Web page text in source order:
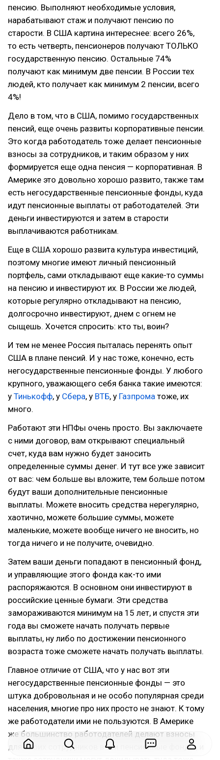
пенсию. Выполняют необходимые условия,
нарабатывают стаж и получают пенсию по
старости. В США картина интереснее: всего 26%,
то есть четверть, пенсионеров получают ТОЛЬКО
государственную пенсию. Остальные 74%
получают как минимум две пенсии. В России тех
людей, кто получает как минимум 2 пенсии, всего
4%!
Дело в том, что в США, помимо государственных
пенсий, еще очень развиты корпоративные пенсии.
Это когда работодатель тоже делает пенсионные
взносы за сотрудников, и таким образом у них
формируется еще одна пенсия — корпоративная. В
Америке это довольно хорошо развито, также там
есть негосударственные пенсионные фонды, куда
идут пенсионные выплаты от работодателей. Эти
деньги инвестируются и затем в старости
выплачиваются работникам.
Еще в США хорошо развита культура инвестиций,
поэтому многие имеют личный пенсионный
портфель, сами откладывают еще какие-то суммы
на пенсию и инвестируют их. В России же людей,
которые регулярно откладывают на пенсию,
долгосрочно инвестируют, днем с огнем не
сыщешь. Хочется спросить: кто ты, воин?
И тем не менее Россия пыталась перенять опыт
США в плане пенсий. И у нас тоже, конечно, есть
негосударственные пенсионные фонды. У любого
крупного, уважающего себя банка такие имеются:
у Тинькофф, у Сбера, у ВТБ, у Газпрома тоже, их
много.
Работают эти НПФы очень просто. Вы заключаете
с ними договор, вам открывают специальный
счет, куда вам нужно будет заносить
определенные суммы денег. И тут все уже зависит
от вас: чем больше вы вложите, тем больше потом
будут ваши дополнительные пенсионные
выплаты. Можете вносить средства нерегулярно,
хаотично, можете большие суммы, можете
маленькие, можете вообще ничего не вносить, но
тогда ничего и не получите, очевидно.
Затем ваши деньги попадают в пенсионный фонд,
и управляющие этого фонда как-то ими
распоряжаются. В основном они инвестируют в
российские ценные бумаги. Эти средства
замораживаются минимум на 15 лет, и спустя эти
года вы сможете начать получать первые
выплаты, ну либо по достижении пенсионного
возраста тоже сможете начать получать выплаты.
Главное отличие от США, что у нас вот эти
негосударственные пенсионные фонды — это
штука добровольная и не особо популярная среди
населения, многие про них просто не знают. К тому
же работодатели ими не пользуются. В Америке
же большинство работодателей делают взносы
для своих сотрудников в эти пенсионные фонды, и